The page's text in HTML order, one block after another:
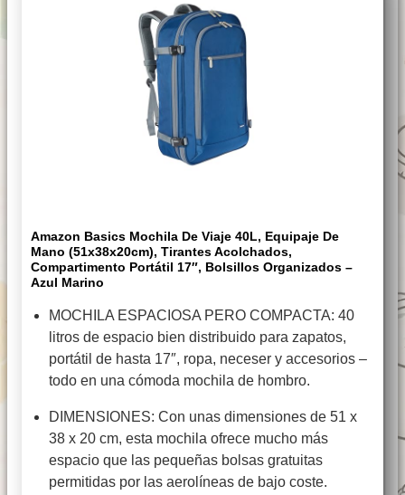
Amazon Basics Mochila De Viaje 40L, Equipaje De
Mano (51x38x20cm), Tirantes Acolchados,
Compartimento Portátil 17″, Bolsillos Organizados –
Azul Marino
MOCHILA ESPACIOSA PERO COMPACTA: 40
litros de espacio bien distribuido para zapatos,
portátil de hasta 17″, ropa, neceser y accesorios –
todo en una cómoda mochila de hombro.
DIMENSIONES: Con unas dimensiones de 51 x
38 x 20 cm, esta mochila ofrece mucho más
espacio que las pequeñas bolsas gratuitas
permitidas por las aerolíneas de bajo coste.